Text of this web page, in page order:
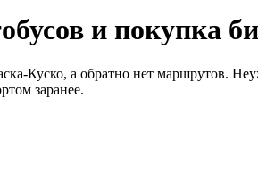
и покупка
Куско, а обратно нет маршрутов.
заранее.